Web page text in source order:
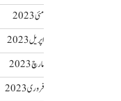
مئی 2023
اپریل 2023
مارچ 2023
فروری 2023